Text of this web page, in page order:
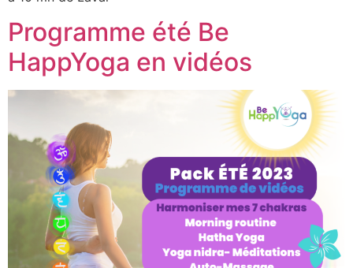
Programme été Be
HappYoga en vidéos